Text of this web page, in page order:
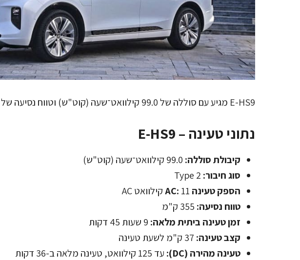
E-HS9 מגיע עם סוללה של 99.0 קילוואט־שעה (קוט"ש) וטווח נסיעה של 355 ק"מ.
נתוני טעינה – E-HS9
קיבולת סוללה:
סוג חיבור:
הספק טעינה AC: 11 קילוואט AC
טווח נסיעה:
זמן טעינה ביתית מלאה:
קצב טעינה:
טעינה מהירה (DC):
עד 125 קילוואט, טעינה מלאה ב-36 דקות